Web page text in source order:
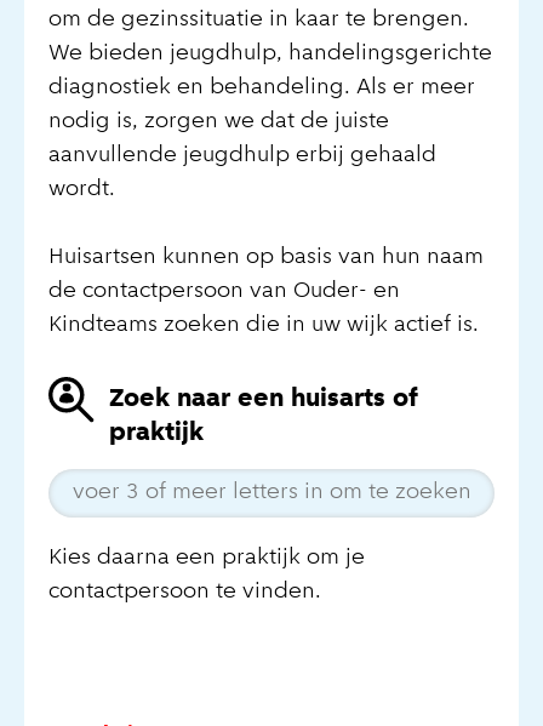
om de gezinssituatie in kaar te brengen.
We bieden jeugdhulp, handelingsgerichte
diagnostiek en behandeling. Als er meer
nodig is, zorgen we dat de juiste
aanvullende jeugdhulp erbij gehaald
wordt.
Huisartsen kunnen op basis van hun naam
de contactpersoon van Ouder- en
Kindteams zoeken die in uw wijk actief is.
Zoek naar een huisarts of
praktijk
Kies daarna een praktijk om je
contactpersoon te vinden.